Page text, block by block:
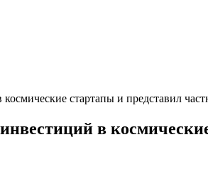
стартапы и представил
в